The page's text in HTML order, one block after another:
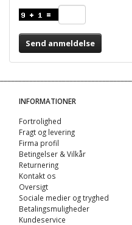
Send anmeldelse
INFORMATIONER
Fortrolighed
Fragt og levering
Firma profil
Betingelser & Vilkår
Returnering
Kontakt os
Oversigt
Sociale medier og tryghed
Betalingsmuligheder
Kundeservice